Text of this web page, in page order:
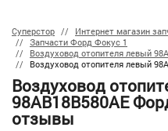
Суперстор Интернет магазин
Запчасти Форд Фокус 1
Воздуховод отопителя левый
Воздуховод отопителя левый
Воздуховод
98AB18B580AE
отзывы